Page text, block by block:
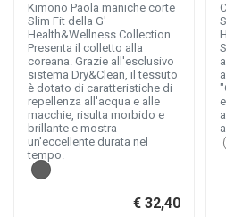
Kimono Paola maniche corte
Slim Fit della G'
Health&Wellness Collection.
Presenta il colletto alla
coreana. Grazie all'esclusivo
sistema Dry&Clean, il tessuto
è dotato di caratteristiche di
repellenza all'acqua e alle
macchie, risulta morbido e
brillante e mostra
un'eccellente durata nel
tempo.
€ 32,40